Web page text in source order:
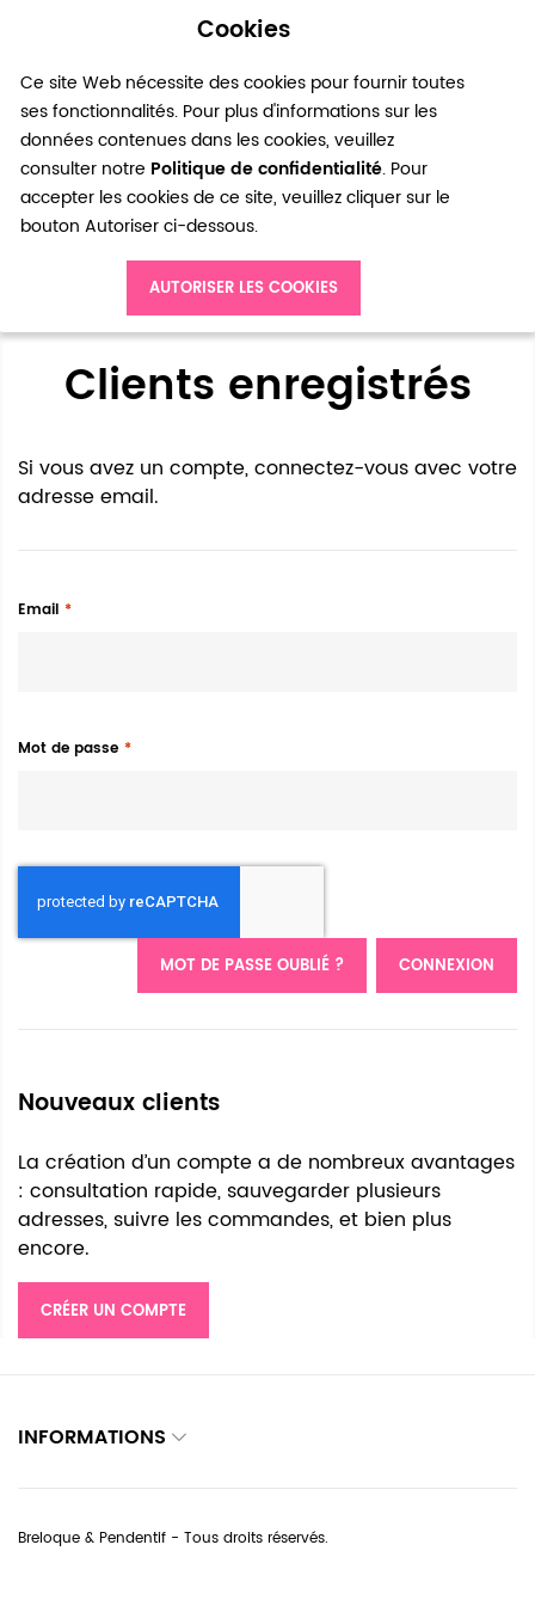
Cookies
Ce site Web nécessite des cookies pour fournir toutes
ses fonctionnalités. Pour plus d'informations sur les
données contenues dans les cookies, veuillez
consulter notre Politique de confidentialité. Pour
accepter les cookies de ce site, veuillez cliquer sur le
bouton Autoriser ci-dessous.
AUTORISER LES COOKIES
0
Accès client
Clients enregistrés
Si vous avez un compte, connectez-vous avec votre
adresse email.
Email
Mot de passe
CONNEXION
MOT DE PASSE OUBLIÉ ?
Nouveaux clients
La création d’un compte a de nombreux avantages
: consultation rapide, sauvegarder plusieurs
adresses, suivre les commandes, et bien plus
encore.
CRÉER UN COMPTE
INFORMATIONS
Breloque & Pendentif - Tous droits réservés.